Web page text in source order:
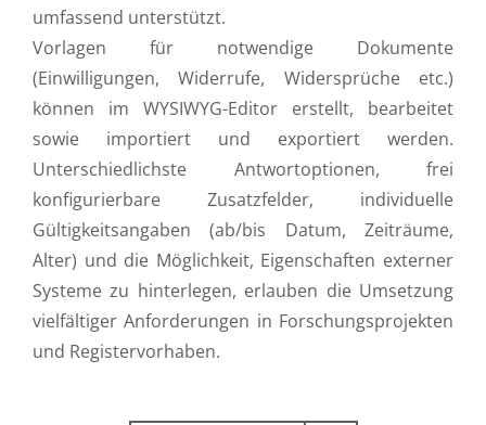
umfassend unterstützt.
Vorlagen für notwendige Dokumente
(Einwilligungen, Widerrufe, Widersprüche etc.)
können im WYSIWYG-Editor erstellt, bearbeitet
sowie importiert und exportiert werden.
Unterschiedlichste Antwortoptionen, frei
konfigurierbare Zusatzfelder, individuelle
Gültigkeitsangaben (ab/bis Datum, Zeiträume,
Alter) und die Möglichkeit, Eigenschaften externer
Systeme zu hinterlegen, erlauben die Umsetzung
vielfältiger Anforderungen in Forschungsprojekten
und Registervorhaben.